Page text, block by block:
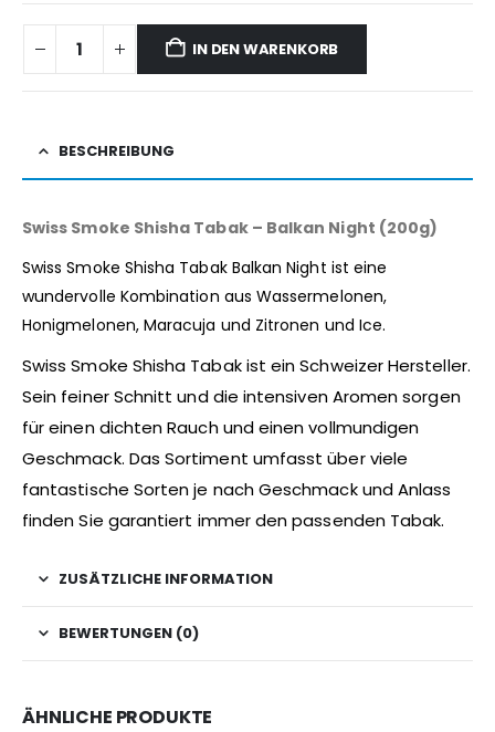
IN DEN WARENKORB
BESCHREIBUNG
Swiss Smoke Shisha Tabak – Balkan Night (200g)
Swiss Smoke Shisha Tabak Balkan Night ist eine
wundervolle Kombination aus Wassermelonen,
Honigmelonen, Maracuja und Zitronen und Ice.
Swiss Smoke Shisha Tabak ist ein Schweizer Hersteller.
Sein feiner Schnitt und die intensiven Aromen sorgen
für einen dichten Rauch und einen vollmundigen
Geschmack. Das Sortiment umfasst über viele
fantastische Sorten je nach Geschmack und Anlass
finden Sie garantiert immer den passenden Tabak.
ZUSÄTZLICHE INFORMATION
BEWERTUNGEN (0)
ÄHNLICHE PRODUKTE